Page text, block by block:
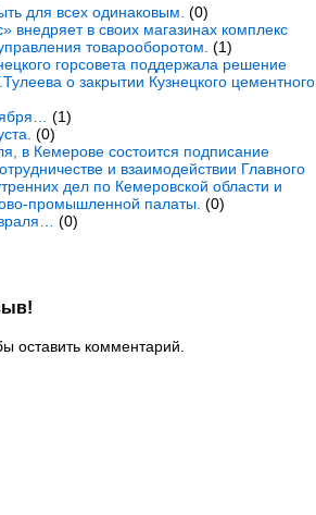
для всех одинаковым. (0)
внедряет в своих магазинах комплекс
товарооборотом. (1)
горсовета поддержала решение
о закрытии Кузнецкого цементного
(1)
(0)
в Кемерове состоится подписание
и взаимодействии Главного
дел по Кемеровской области и
промышленной палаты. (0)
(0)
оставить комментарий.